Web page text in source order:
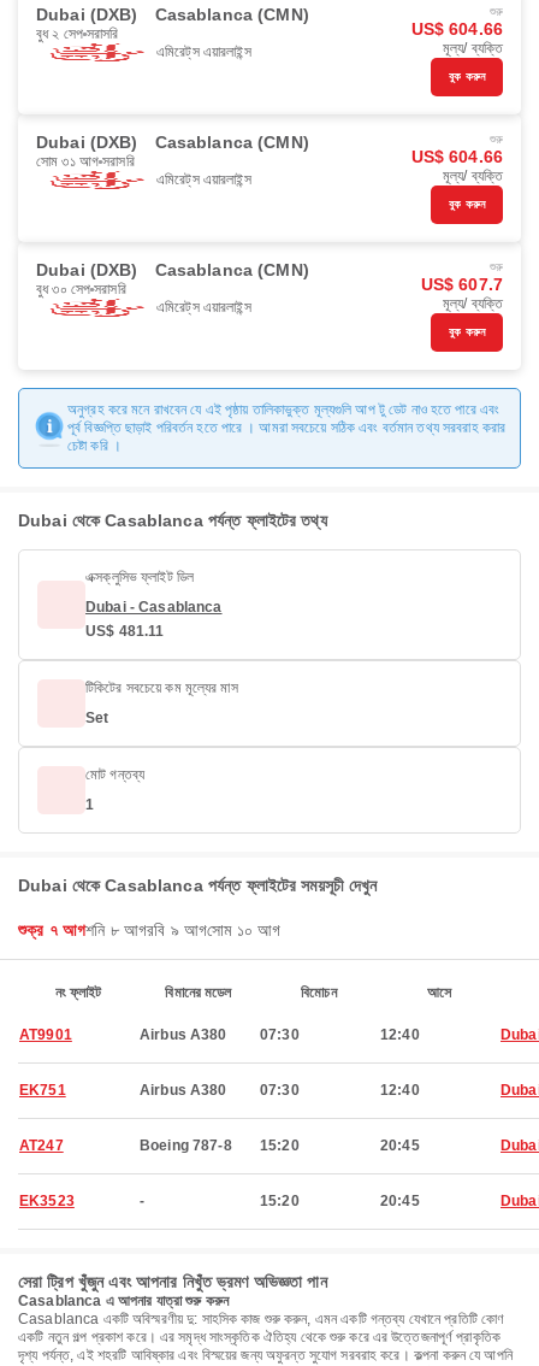
Dubai (DXB) Casablanca (CMN)
বুধ ২ সেপ সরাসরি
এমিরেট্‌স এয়ারলাইন্স
শুরু
US$ 604.66
মূল্য/ ব্যক্তি
বুক করুন
Dubai (DXB) Casablanca (CMN)
সোম ৩১ আগ সরাসরি
এমিরেট্‌স এয়ারলাইন্স
শুরু
US$ 604.66
মূল্য/ ব্যক্তি
বুক করুন
Dubai (DXB) Casablanca (CMN)
বুধ ৩০ সেপ সরাসরি
এমিরেট্‌স এয়ারলাইন্স
শুরু
US$ 607.7
মূল্য/ ব্যক্তি
বুক করুন
অনুগ্রহ করে মনে রাখবেন যে এই পৃষ্ঠায় তালিকাভুক্ত মূল্যগুলি আপ টু ডেট নাও হতে পারে এবং
পূর্ব বিজ্ঞপ্তি ছাড়াই পরিবর্তন হতে পারে । আমরা সবচেয়ে সঠিক এবং বর্তমান তথ্য সরবরাহ করার
চেষ্টা করি ।
Dubai থেকে Casablanca পর্যন্ত ফ্লাইটের তথ্য
এক্সক্লুসিভ ফ্লাইট ডিল
Dubai - Casablanca
US$ 481.11
টিকিটের সবচেয়ে কম মূল্যের মাস
Set
মোট গন্তব্য
1
Dubai থেকে Casablanca পর্যন্ত ফ্লাইটের সময়সূচী দেখুন
শুক্র ৭ আগশনি ৮ আগরবি ৯ আগসোম ১০ আগ
নং ফ্লাইট বিমানের মডেল বিমোচন আসে
AT9901 Airbus A380 07:30 12:40
EK751 Airbus A380 07:30 12:40
AT247 Boeing 787-8 15:20 20:45
EK3523 - 15:20 20:45
সেরা ট্রিপ খুঁজুন এবং আপনার নিখুঁত ভ্রমণ অভিজ্ঞতা পান
Casablanca এ আপনার যাত্রা শুরু করুন
Casablanca একটি অবিস্মরণীয় দু: সাহসিক কাজ শুরু করুন, এমন একটি গন্তব্য যেখানে প্রতিটি কোণ
একটি নতুন গল্প প্রকাশ করে। এর সমৃদ্ধ সাংস্কৃতিক ঐতিহ্য থেকে শুরু করে এর উত্তেজনাপূর্ণ প্রাকৃতিক
দৃশ্য পর্যন্ত, এই শহরটি আবিষ্কার এবং বিস্ময়ের জন্য অফুরন্ত সুযোগ সরবরাহ করে। কল্পনা করুন যে আপনি